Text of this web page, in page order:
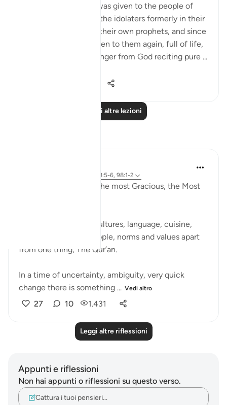
Since clear evidence was given to the people of
earlier revelations and the idolaters formerly in their
own religions through their own prophets, and since
clear evidence was given to them again, full of life,
in the form of a messenger from God reciting pure ...
Leggi altre lezioni
ayah 98:5-6, 98:1-2
In the Name of Allah, the most Gracious, the Most
Everything changes, cultures, language, cuisine,
weather (climate), people, norms and values apart
from one thing; The Qur’an.
In a time of uncertainty, ambiguity, very quick
change there is something ... Vedi altro
27 10 1.431
Leggi altre riflessioni
Appunti e riflessioni
Non hai appunti o riflessioni su questo verso.
Cattura i tuoi pensieri…